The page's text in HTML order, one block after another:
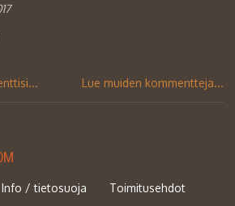
Lue muiden kommentteja...
Info / tietosuoja
Toimitusehdot